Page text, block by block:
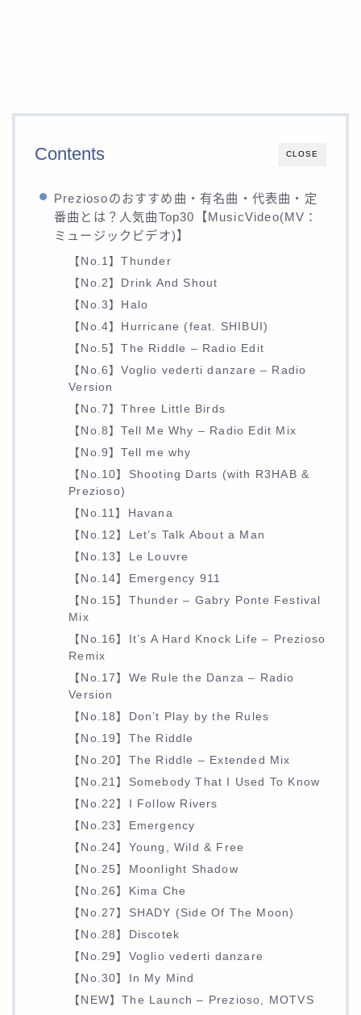
CLOSE
Contents
Preziosoのおすすめ曲・有名曲・代表曲・定
番曲とは？人気曲Top30【MusicVideo(MV：
ミュージックビデオ)】
【No.1】Thunder
【No.2】Drink And Shout
【No.3】Halo
【No.4】Hurricane (feat. SHIBUI)
【No.5】The Riddle – Radio Edit
【No.6】Voglio vederti danzare – Radio
Version
【No.7】Three Little Birds
【No.8】Tell Me Why – Radio Edit Mix
【No.9】Tell me why
【No.10】Shooting Darts (with R3HAB &
Prezioso)
【No.11】Havana
【No.12】Let’s Talk About a Man
【No.13】Le Louvre
【No.14】Emergency 911
【No.15】Thunder – Gabry Ponte Festival
Mix
【No.16】It’s A Hard Knock Life – Prezioso
Remix
【No.17】We Rule the Danza – Radio
Version
【No.18】Don’t Play by the Rules
【No.19】The Riddle
【No.20】The Riddle – Extended Mix
【No.21】Somebody That I Used To Know
【No.22】I Follow Rivers
【No.23】Emergency
【No.24】Young, Wild & Free
【No.25】Moonlight Shadow
【No.26】Kima Che
【No.27】SHADY (Side Of The Moon)
【No.28】Discotek
【No.29】Voglio vederti danzare
【No.30】In My Mind
【NEW】The Launch – Prezioso, MOTVS